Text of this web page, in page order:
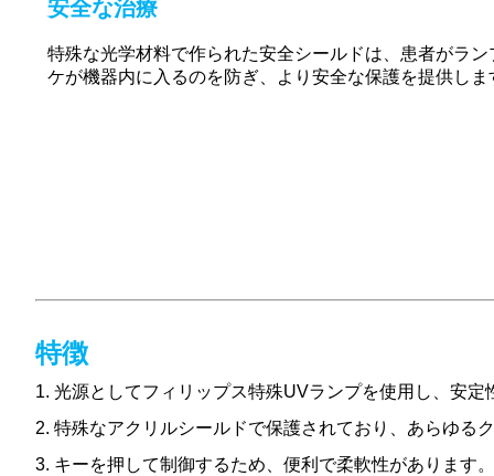
安全な治療
特殊な光学材料で作られた安全シールドは、患者がラ
ケが機器内に入るのを防ぎ、より安全な保護を提供しま
特徴
1. 光源としてフィリップス特殊UVランプを使用し、安定
2. 特殊なアクリルシールドで保護されており、あらゆる
3. キーを押して制御するため、便利で柔軟性があります。